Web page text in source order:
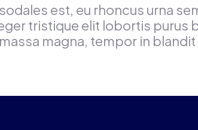
est, eu rhoncus urna
tristique elit lobortis purus
magna, tempor in